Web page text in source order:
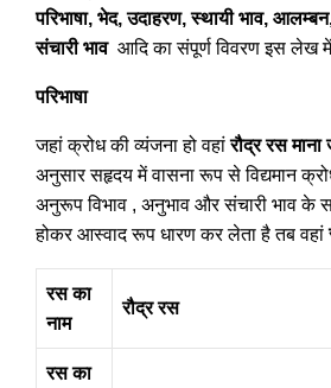
परिभाषा, भेद, उदाहरण, स्थायी भाव,
संचारी भावआदि का संपूर्ण विवरण इस लेख
परिभाषा
जहां क्रोध की व्यंजना हो वहांरौद्र रस माना
अनुसार सहृदय में वासना रूप से विद्यमान
अनुरूप विभाव , अनुभाव और संचारी भाव के
होकर आस्वाद रूप धारण कर लेता है तब वहां
रस का
नाम
रौद्र रस
रस का